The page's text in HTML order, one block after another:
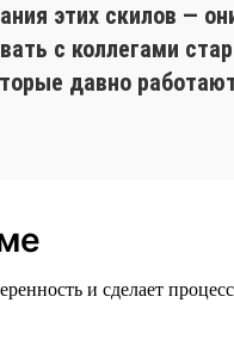
этих скилов —
с коллегами
давно
и сделает